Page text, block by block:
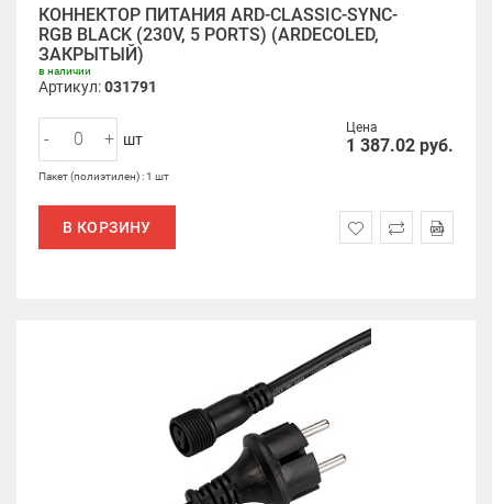
КОННЕКТОР ПИТАНИЯ ARD-CLASSIC-SYNC-
RGB BLACK (230V, 5 PORTS) (ARDECOLED,
ЗАКРЫТЫЙ)
в наличии
Артикул:031791
Цена
1 387.02 руб.
- + шт
Пакет (полиэтилен) : 1 шт
В КОРЗИНУ